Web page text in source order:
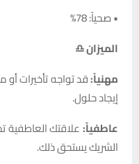
• صحياً: 78%
الميزان ♎
مهنياً:قد تواجه تأخيرات
إيجاد حلول.
عاطفياً:علاقتك العاطفية
الشريك يستحق ذلك.